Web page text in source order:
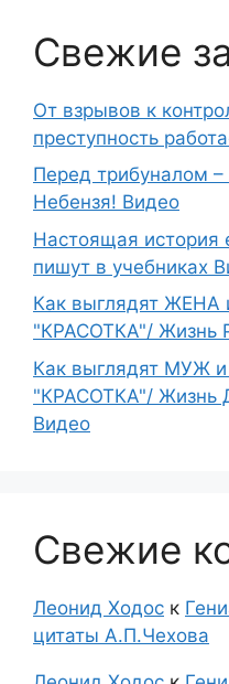
Свежие
От взрывов к
преступность
Перед трибуналом
Небензя! Видео
Настоящая история
пишут в учебниках
Как выглядят ЖЕНА
"КРАСОТКА"/ Жизнь
Как выглядят МУЖ
"КРАСОТКА"/
Видео
Свежие
Леонид Ходос к
цитаты А.П.Чехова